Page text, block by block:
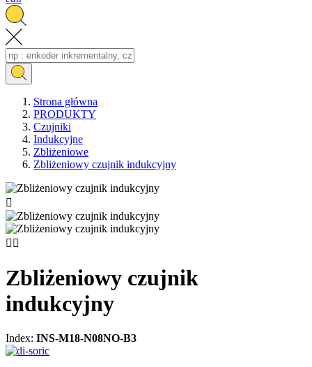
Strona główna
PRODUKTY
Czujniki
Indukcyjne
Zbliżeniowe
Zbliżeniowy czujnik indukcyjny

 
Zbliżeniowy czujnik
indukcyjny
Index: INS-M18-N08NO-B3